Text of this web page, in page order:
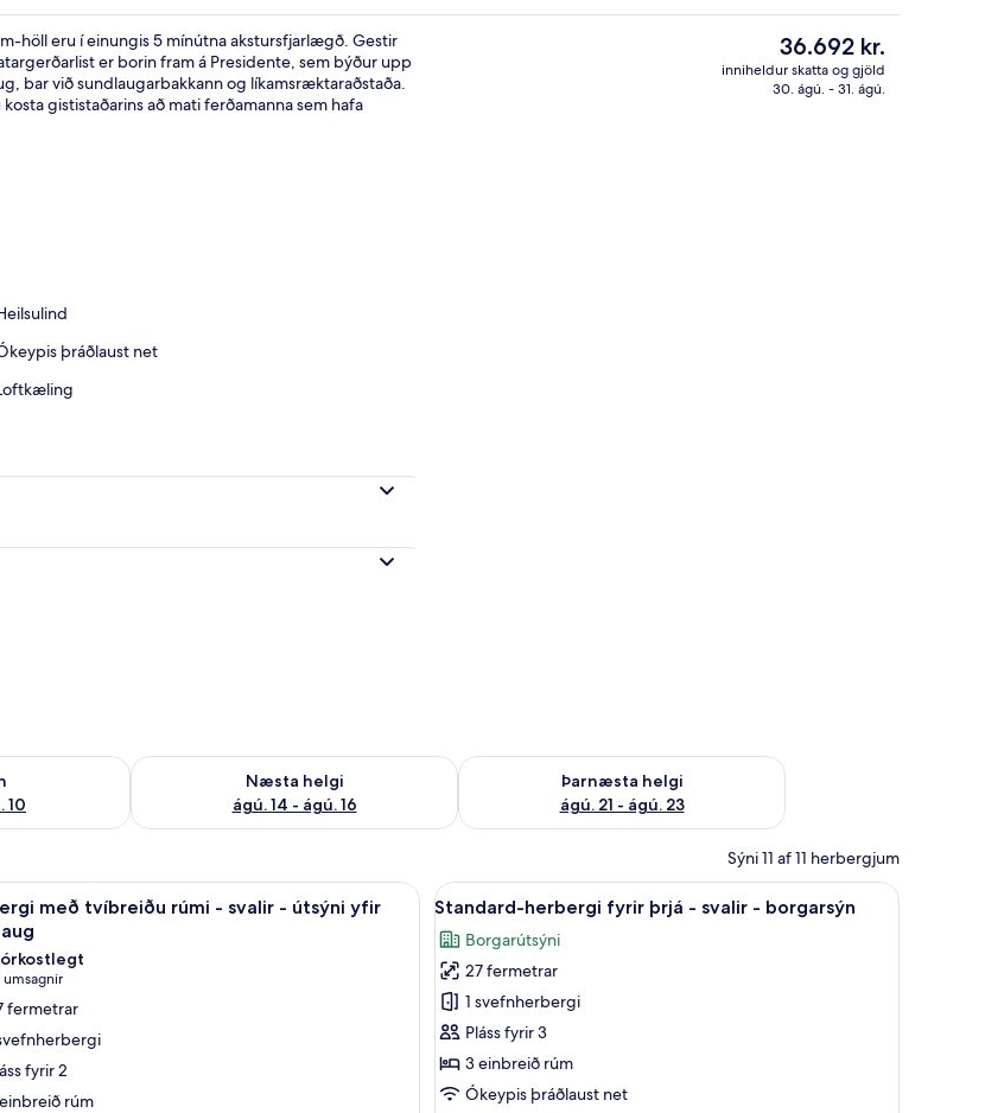
höll eru í einungis 5 mínútna akstursfjarlægð. Gestir
er borin fram á Presidente, sem býður upp
bar við sundlaugarbakkann og líkamsræktaraðstaða.
gististaðarins að mati ferðamanna sem hafa
þráðlaust net
Núverandi
verð
er
36.692 kr.
inniheldur skatta og gjöld
30. ágú. - 31. ágú.
10
ágú. 9 - ágú. 10
Næsta helgi
ágú. 14 - ágú. 16
Athuga framboð næstu helgi ágú. 14 - ágú. 16
Þarnæsta helgi
ágú. 21 - ágú. 23
Athuga framboð þarnæstu helgi ágú. 21 - ágú. 23
Sýni 11 af 11 herbergjum
myrkratjöld/-gardínur Míníbar, skrifborð, vinnuaðstaða fyrir fartölvur, myrkratjöld/-gardínur
með tvíbreiðu rúmi - svalir - útsýni yfir
10
umsagnir
fermetrar
fyrir 2
rúm
Skoða
allar
myndir
fyrir
Standard-
herbergi
fyrir
þrjá
Standard-herbergi fyrir þrjá - svalir -
8
Standard-herbergi fyrir þrjá - svalir - borgarsýn
Borgarútsýni
27 fermetrar
1 svefnherbergi
Pláss fyrir 3
3 einbreið rúm
Ókeypis þráðlaust net